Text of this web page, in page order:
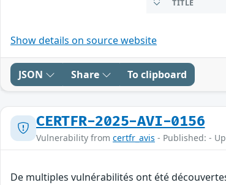
TITLE
Show details on source website
JSON Share To clipboard
CERTFR-2025-AVI-0156
Vulnerability from certfr_avis - Published: -
De multiples vulnérabilités ont été